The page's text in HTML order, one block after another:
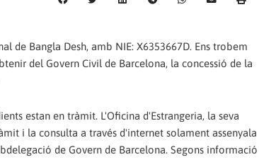
de Bangla Desh, amb NIE: X6353667D. Ens trobem
del Govern Civil de Barcelona, la concessió de la
estan en tràmit. L'Oficina d'Estrangeria, la seva
i la consulta a través d'internet solament assenyala
de Govern de Barcelona. Segons informació